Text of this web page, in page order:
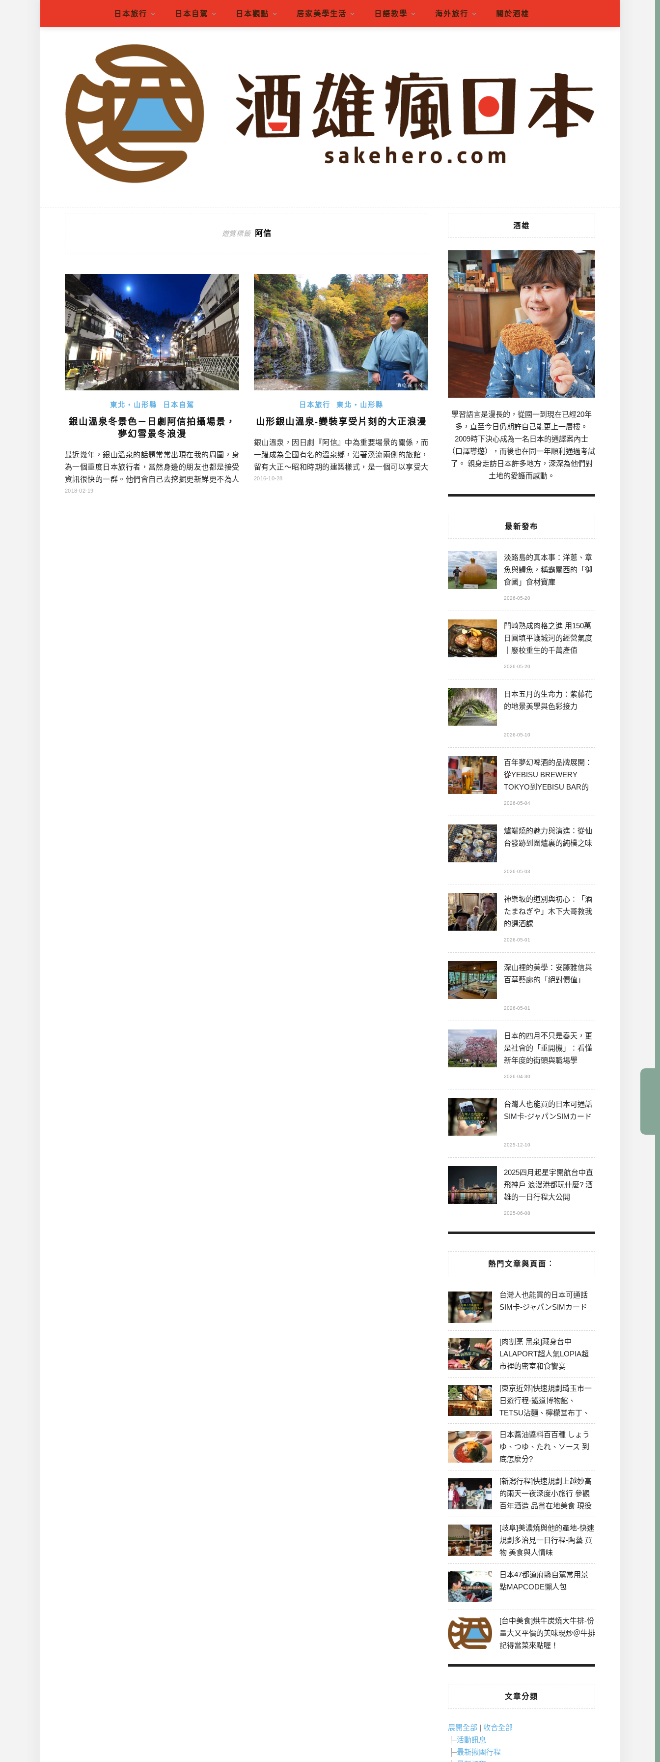
日本旅行 日本自駕 日本觀點 居家美學生活 日語教學 海外旅行 關於酒雄
遊覽標籤 阿信
東北・山形縣 日本自駕
銀山溫泉冬景色－日劇阿信拍攝場景，
夢幻雪景冬浪漫
最近幾年，銀山溫泉的話題常常出現在我的周圍，身
為一個重度日本旅行者，當然身邊的朋友也都是接受
資訊很快的一群。他們會自己去挖掘更新鮮更不為人
知（此處指台灣人）的地區，作為他們下趟旅行的候
2018-02-19
日本旅行 東北・山形縣
山形銀山溫泉-變裝享受片刻的大正浪漫
銀山溫泉，因日劇『阿信』中為重要場景的關係，而
一躍成為全國有名的溫泉鄉，沿著溪流兩側的旅館，
留有大正～昭和時期的建築樣式，是一個可以享受大
正浪漫氣氛的街道。…
2016-10-28
酒雄
學習語言是漫長的，從國一到現在已經20年
多，直至今日仍期許自己能更上一層樓。
2009時下決心成為一名日本的通譯案內士
（口譯導遊），而後也在同一年順利通過考試
了。 親身走訪日本許多地方，深深為他們對
土地的愛護而感動。
最新發布
淡路島的真本事：洋蔥、章
魚與鱧魚，稱霸關西的「御
食國」食材寶庫
2026-05-20
門崎熟成肉格之進 用150萬
日圓填平護城河的經營氣度
｜廢校重生的千萬產值
2026-05-20
日本五月的生命力：紫藤花
的地景美學與色彩接力
2026-05-10
百年夢幻啤酒的品牌展開：
從YEBISU BREWERY
TOKYO到YEBISU BAR的
2026-05-04
爐端燒的魅力與演進：從仙
台發跡到圍爐裏的純樸之味
2026-05-03
神樂坂的道別與初心：「酒
たまねぎや」木下大哥教我
的選酒課
2026-05-01
深山裡的美學：安藤雅信與
百草藝廊的「絕對價值」
2026-05-01
日本的四月不只是春天，更
是社會的「重開機」：看懂
新年度的街頭與職場學
2026-04-30
台灣人也能買的日本可通話
SIM卡-ジャパンSIMカード
2025-12-10
2025四月起星宇開航台中直
飛神戶 浪漫港都玩什麼? 酒
雄的一日行程大公開
2025-06-08
熱門文章與頁面︰
台灣人也能買的日本可通話
SIM卡-ジャパンSIMカード
[肉割烹 黑泉]藏身台中
LALAPORT超人氣LOPIA超
市裡的密室和食饗宴
[東京近郊]快速規劃琦玉市一
日遊行程-鐵道博物館、
TETSU沾麵、檸檬堂布丁、
冰川神社、美食彙整
日本醬油醬料百百種 しょう
ゆ、つゆ、たれ、ソース 到
底怎麼分?
[新潟行程]快速規劃上越妙高
的兩天一夜深度小旅行 參觀
百年酒造 品嘗在地美食 現役
最老牌電影院
[岐阜]美濃燒與他的產地-快速
規劃多治見一日行程-陶藝 買
物 美食與人情味
日本47都道府縣自駕常用景
點MAPCODE懶人包
[台中美食]烘牛炭燒大牛排-份
量大又平價的美味現炒＠牛排
記得當菜來點喔！
文章分類
展開全部 | 收合全部
活動訊息
最新揪團行程